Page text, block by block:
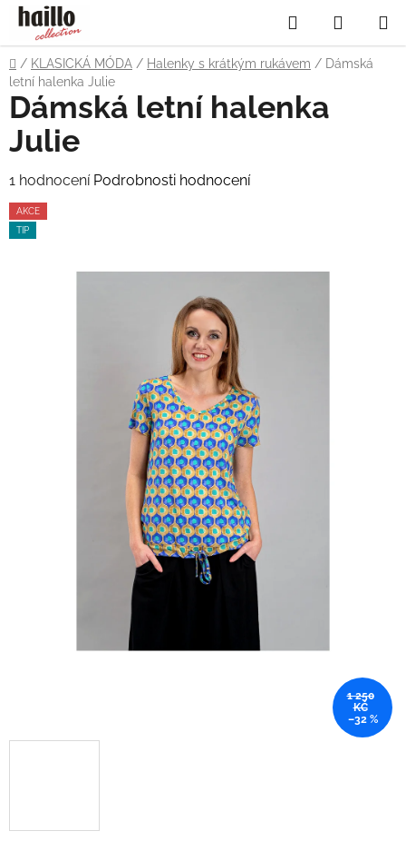
Přejít
obsah
Hledat
KOŠÍK
Domů
/ KLASICKÁ MÓDA / Halenky s krátkým rukávem / Dámská
letní halenka Julie
Dámská letní halenka
Julie
Průměrné
hodnocení
produktu
1 hodnocení Podrobnosti hodnocení
AKCE
TIP
1 250
KČ
–32 %